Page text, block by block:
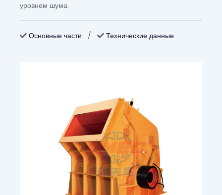
уровнем шума.
Основные части / Технические данные